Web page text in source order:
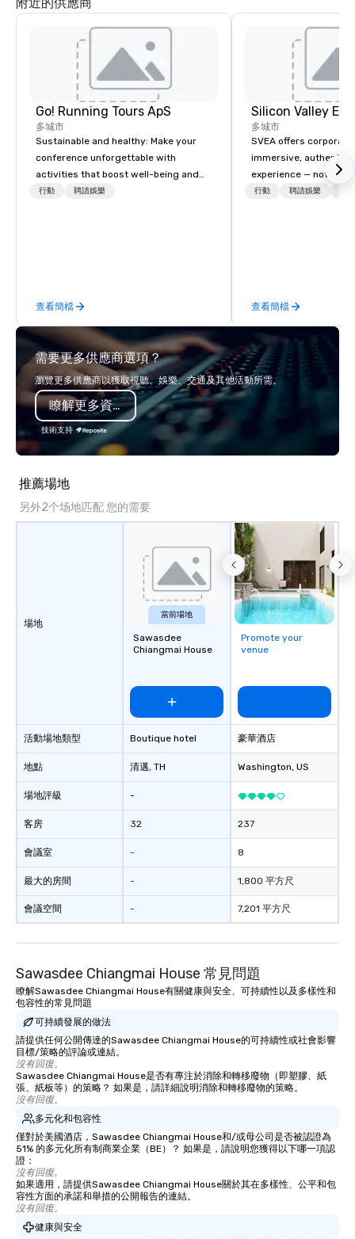
附近的供應商
Go! Running Tours ApS
多城市
Sustainable and healthy: Make your
conference unforgettable with
activities that boost well-being and
lower carbon footprints. Explore the
行動 聘請娛樂
查看簡檔
多城市
SVEA offers
immersive, authentic
experience — not a
transformation. We
offsites. Whether
think like a Silicon
explore the mindsets
world's fastest-
or walk away with a
innovation playbook,
Fully customizable by
行動 聘請娛樂
查看簡檔
需要更多供應商選項？
瀏覽更多供應商以獲取視聽、娛樂、交通及其他活動所需。
瞭解更多資訊
技術支持
推薦場地
另外2个场地匹配 您的需要
場地
活動場地類型
地點
場地評級
客房
會議室
最大的房間
會議空間
當前場地
Sawasdee
Chiangmai House
Boutique hotel
清邁, TH
-
32
-
-
-
Promote your
venue
豪華酒店
Washington, US
237
8
1,800 平方尺
7,201 平方尺
Sawasdee Chiangmai House 常見問題
瞭解Sawasdee Chiangmai House有關健康與安全、可持續性以及多樣性和
包容性的常見問題
可持續發展的做法
請提供任何公開傳達的Sawasdee Chiangmai House的可持續性或社會影響
目標/策略的評論或連結。
沒有回復。
Sawasdee Chiangmai House是否有專注於消除和轉移廢物（即塑膠、紙
張、紙板等）的策略？ 如果是，請詳細說明消除和轉移廢物的策略。
沒有回復。
多元化和包容性
僅對於美國酒店，Sawasdee Chiangmai House和/或母公司是否被認證為
51% 的多元化所有制商業企業（BE）？ 如果是，請說明您獲得以下哪一項認
證：
沒有回復。
如果適用，請提供Sawasdee Chiangmai House關於其在多樣性、公平和包
容性方面的承諾和舉措的公開報告的連結。
沒有回復。
健康與安全